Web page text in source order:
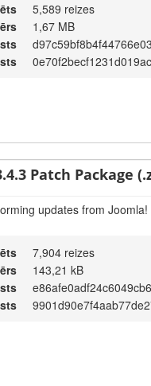
5,589 reizes
1,67 MB
Patch Package
updates from
7,904 reizes
143,21 kB